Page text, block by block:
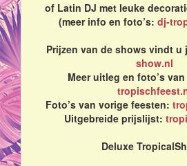
of Latin DJ met leuke
(meer info en foto’s: dj-
Prijzen van de shows vindt u
show.nl
Meer uitleg en foto’s
Foto’s van vorige feesten:
Uitgebreide prijslijst:
Deluxe